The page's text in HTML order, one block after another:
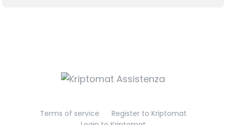
Terms of service
Register to Kriptomat